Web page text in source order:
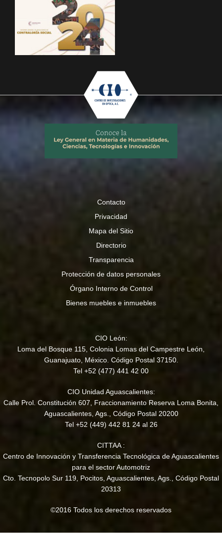
Contacto
Privacidad
Mapa del Sitio
Directorio
Transparencia
Protección de datos personales
Órgano Interno de Control
Bienes muebles e inmuebles
CIO León:
Loma del Bosque 115, Colonia Lomas del Campestre León,
Guanajuato, México. Código Postal 37150.
Tel +52 (477) 441 42 00
CIO Unidad Aguascalientes:
Calle Prol. Constitución 607, Fraccionamiento Reserva Loma Bonita,
Aguascalientes, Ags., Código Postal 20200
Tel +52 (449) 442 81 24 al 26
CITTAA :
Centro de Innovación y Transferencia Tecnológica de Aguascalientes
para el sector Automotriz
Cto. Tecnopolo Sur 119, Pocitos, Aguascalientes, Ags., Código Postal
20313
©2016 Todos los derechos reservados